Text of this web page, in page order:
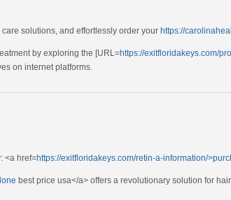
solutions, and effortlessly order your https://
by exploring the [URL=https://exitfloridakeys.com/
on internet platforms.
<a href=https://exitfloridakeys.com/retin-a-information/
best price usa</a> offers a revolutionary solution for